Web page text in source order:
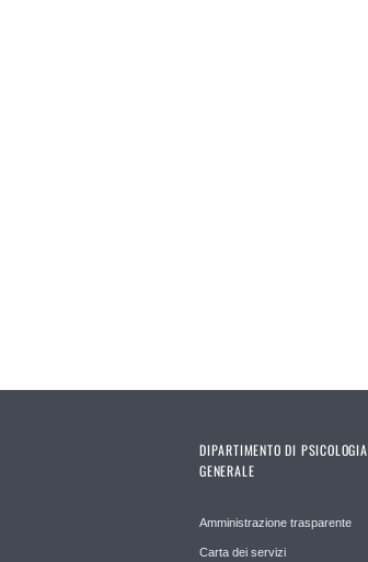
DIPARTIMENTO DI PSICOLOGIA
GENERALE
Amministrazione trasparente
Carta dei servizi